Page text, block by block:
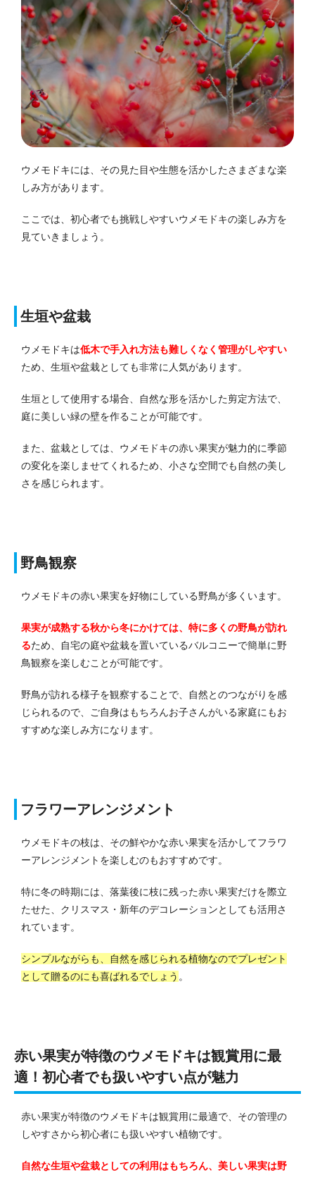
ウメモドキには、その見た目や生態を活かしたさまざまな楽
しみ方があります。
ここでは、初心者でも挑戦しやすいウメモドキの楽しみ方を
見ていきましょう。
生垣や盆栽
ウメモドキは低木で手入れ方法も難しくなく管理がしやすい
ため、生垣や盆栽としても非常に人気があります。
生垣として使用する場合、自然な形を活かした剪定方法で、
庭に美しい緑の壁を作ることが可能です。
また、盆栽としては、ウメモドキの赤い果実が魅力的に季節
の変化を楽しませてくれるため、小さな空間でも自然の美し
さを感じられます。
野鳥観察
ウメモドキの赤い果実を好物にしている野鳥が多くいます。
果実が成熟する秋から冬にかけては、特に多くの野鳥が訪れ
るため、自宅の庭や盆栽を置いているバルコニーで簡単に野
鳥観察を楽しむことが可能です。
野鳥が訪れる様子を観察することで、自然とのつながりを感
じられるので、ご自身はもちろんお子さんがいる家庭にもお
すすめな楽しみ方になります。
フラワーアレンジメント
ウメモドキの枝は、その鮮やかな赤い果実を活かしてフラワ
ーアレンジメントを楽しむのもおすすめです。
特に冬の時期には、落葉後に枝に残った赤い果実だけを際立
たせた、クリスマス・新年のデコレーションとしても活用さ
れています。
シンプルながらも、自然を感じられる植物なのでプレゼント
として贈るのにも喜ばれるでしょう 。
赤い果実が特徴のウメモドキは観賞用に最
適！初心者でも扱いやすい点が魅力
赤い果実が特徴のウメモドキは観賞用に最適で、その管理の
しやすさから初心者にも扱いやすい植物です。
自然な生垣や盆栽としての利用はもちろん、美しい果実は野